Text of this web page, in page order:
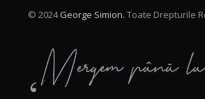
© 2024George Simion. Toate Drepturile